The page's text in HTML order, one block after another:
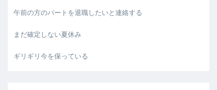
午前の方のパートを退職したいと連絡する
まだ確定しない夏休み
ギリギリ今を保っている